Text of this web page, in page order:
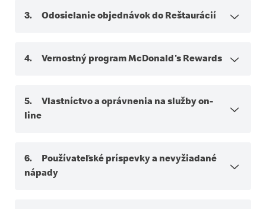
3. Odosielanie objednávok do Reštaurácií
4. Vernostný program McDonald's Rewards
5. Vlastníctvo a oprávnenia na služby on-
line
6. Používateľské príspevky a nevyžiadané
nápady